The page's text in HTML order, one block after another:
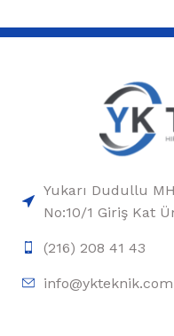
Yukarı Dudullu
No:10/1 Giriş Kat
(216) 208 41 43